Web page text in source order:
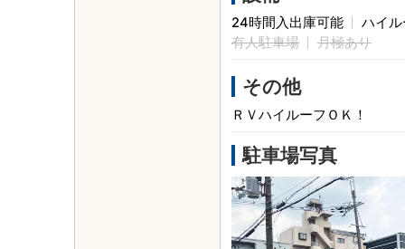
24時間入出庫可能
ハイ
有人駐車場
月極あり
その他
ＲＶハイルーフＯＫ！
駐車場写真